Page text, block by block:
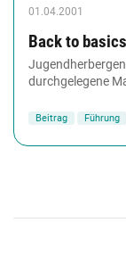
01.04.2001
Back to basics
durchgelegene
Beitrag Führung